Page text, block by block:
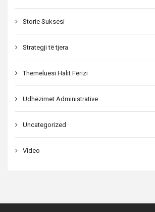
Storie Suksesi
Strategji të tjera
Themeluesi Halit Ferizi
Udhëzimet Administrative
Uncategorized
Video